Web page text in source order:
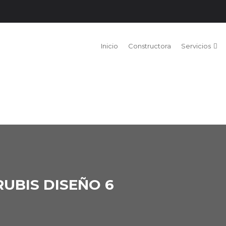
Inicio Constructora Servicios
DISEÑO 6